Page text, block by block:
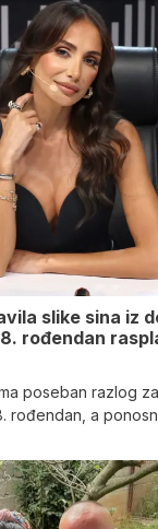
slike sina iz
rođendan
poseban razlog
rođendan, a